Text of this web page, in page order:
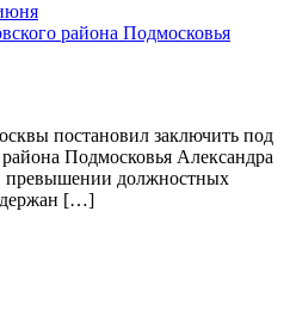
района Подмосковья
постановил заключить под
Подмосковья Александра
превышении должностных
[…]